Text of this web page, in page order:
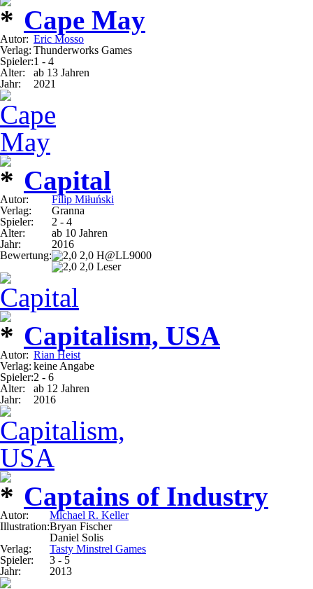
Cape May
Autor: Eric Mosso
Verlag: Thunderworks Games
Spieler:1 - 4
Alter:
ab 13 Jahren
Jahr:
2021
Capital
Autor:
Filip Miłuński
Verlag:
Granna
Spieler:
2 - 4
Alter:
ab 10 Jahren
Jahr:
2016
Bewertung:
2,0 H@LL9000
2,0 Leser
Capitalism, USA
Autor: Rian Heist
Verlag: keine Angabe
Spieler:2 - 6
Alter:
ab 12 Jahren
Jahr:
2016
Captains of Industry
Autor:
Michael R. Keller
Illustration:Bryan Fischer
Daniel Solis
Verlag:
Tasty Minstrel Games
Spieler:
3 - 5
Jahr:
2013